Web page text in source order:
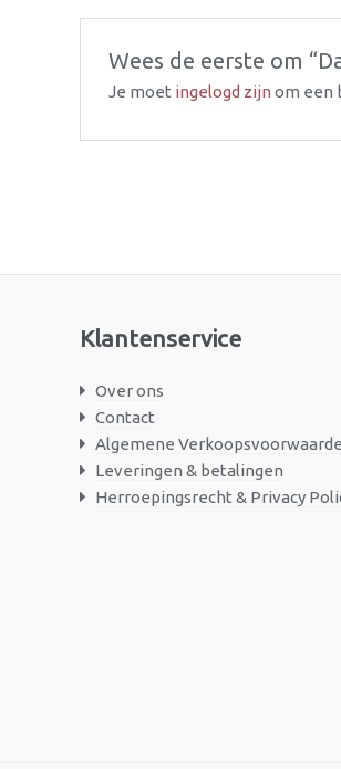
Wees de eerste om
Je moet ingelogd zijn om een
Klantenservice
Over ons
Contact
Algemene
Leveringen & betalingen
Herroepingsrecht & Privacy